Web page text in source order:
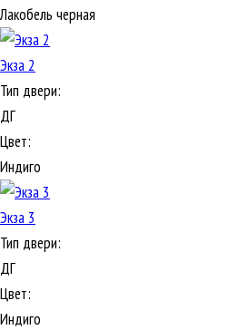
Лакобель черная
Экза 2
Тип двери:
ДГ
Цвет:
Индиго
Экза 3
Тип двери:
ДГ
Цвет:
Индиго